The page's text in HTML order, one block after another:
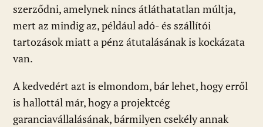
szerződni, amelynek nincs átláthatatlan múltja,
mert az mindig az, például adó- és szállítói
tartozások miatt a pénz átutalásának is kockázata
van.
A kedvedért azt is elmondom, bár lehet, hogy erről
is hallottál már, hogy a projektcég
garanciavállalásának, bármilyen csekély annak